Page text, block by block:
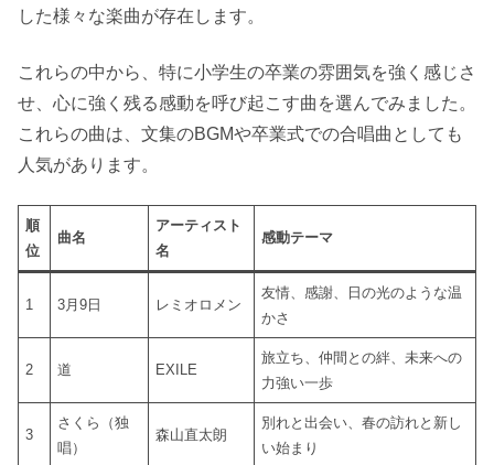
した様々な楽曲が存在します。
これらの中から、特に小学生の卒業の雰囲気を強く感じさ
せ、心に強く残る感動を呼び起こす曲を選んでみました。
これらの曲は、文集のBGMや卒業式での合唱曲としても
人気があります。
順
位
曲名
アーティスト
名
感動テーマ
1 3月9日 レミオロメン
友情、感謝、日の光のような温
かさ
2 道 EXILE
旅立ち、仲間との絆、未来への
力強い一歩
3
さくら（独
唱）
森山直太朗
別れと出会い、春の訪れと新し
い始まり